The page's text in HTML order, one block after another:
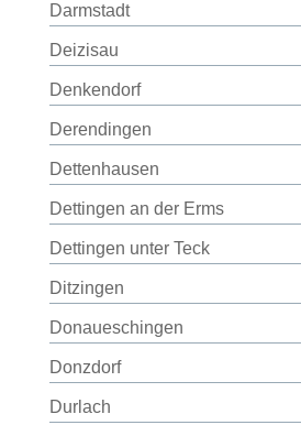
Darmstadt
Deizisau
Denkendorf
Derendingen
Dettenhausen
Dettingen an der Erms
Dettingen unter Teck
Ditzingen
Donaueschingen
Donzdorf
Durlach